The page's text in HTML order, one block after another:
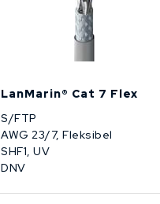
LanMarin® Cat 7 Flex
S/FTP
AWG 23/7, Fleksibel
SHF1, UV
DNV